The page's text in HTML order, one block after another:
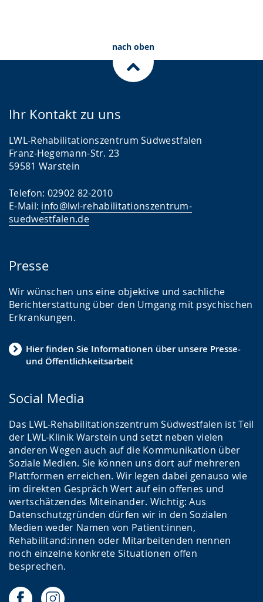
nach oben
Ihr Kontakt zu uns
LWL-Rehabilitationszentrum Südwestfalen
Franz-Hegemann-Str. 23
59581 Warstein
Telefon: 02902 82-2010
E-Mail: info@lwl-rehabilitationszentrum-
suedwestfalen.de
Presse
Wir wünschen uns eine objektive und sachliche
Berichterstattung über den Umgang mit psychischen
Erkrankungen.
Hier finden Sie Informationen über unsere Presse-
und Öffentlichkeitsarbeit
Social Media
Das LWL-Rehabilitationszentrum Südwestfalen ist Teil
der LWL-Klinik Warstein und setzt neben vielen
anderen Wegen auch auf die Kommunikation über
Soziale Medien. Sie können uns dort auf mehreren
Plattformen erreichen. Wir legen dabei genauso wie
im direkten Gespräch Wert auf ein offenes und
wertschätzendes Miteinander. Wichtig: Aus
Datenschutzgründen dürfen wir in den Sozialen
Medien weder Namen von Patient:innen,
Rehabilitand:innen oder Mitarbeitenden nennen
noch einzelne konkrete Situationen offen
besprechen.